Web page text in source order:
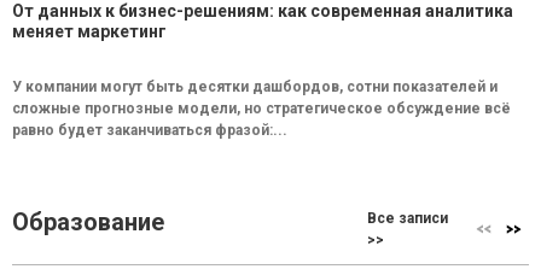
От данных к бизнес-решениям: как современная аналитика
меняет маркетинг
У компании могут быть десятки дашбордов, сотни показателей и
сложные прогнозные модели, но стратегическое обсуждение всё
равно будет заканчиваться фразой:...
Образование
Все записи
>>